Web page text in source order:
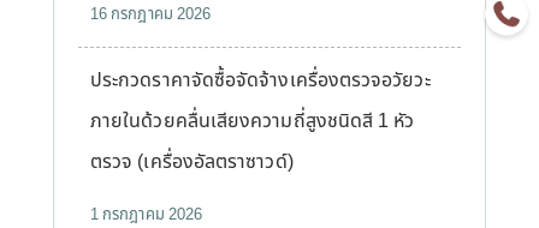
16 กรกฎาคม 2026
ประกวดราคาจัดซื้อจัดจ้างเครื่องตรวจอวัยวะ
ภายในด้วยคลื่นเสียงความถี่สูงชนิดสี 1 หัว
ตรวจ (เครื่องอัลตราซาวด์)
1 กรกฎาคม 2026